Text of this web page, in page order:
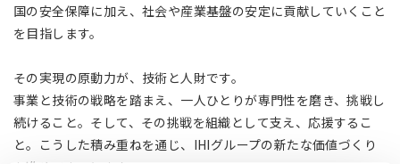
国の安全保障に加え、社会や産業基盤の安定に貢献していくこと
を目指します。
その実現の原動力が、技術と人財です。
事業と技術の戦略を踏まえ、一人ひとりが専門性を磨き、挑戦し
続けること。そして、その挑戦を組織として支え、応援するこ
と。こうした積み重ねを通じ、IHIグループの新たな価値づくり